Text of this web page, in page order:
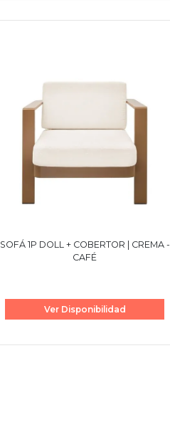
SOFÁ 1P DOLL + COBERTOR | CREMA -
CAFÉ
Ver Disponibilidad